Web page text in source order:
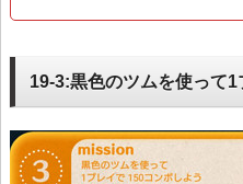
19-3:黒色のツムを使って